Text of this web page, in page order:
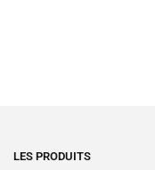
LES PRODUITS